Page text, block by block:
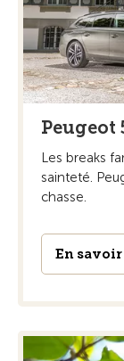
Peugeot
Les breaks
sainteté.
chasse.
En